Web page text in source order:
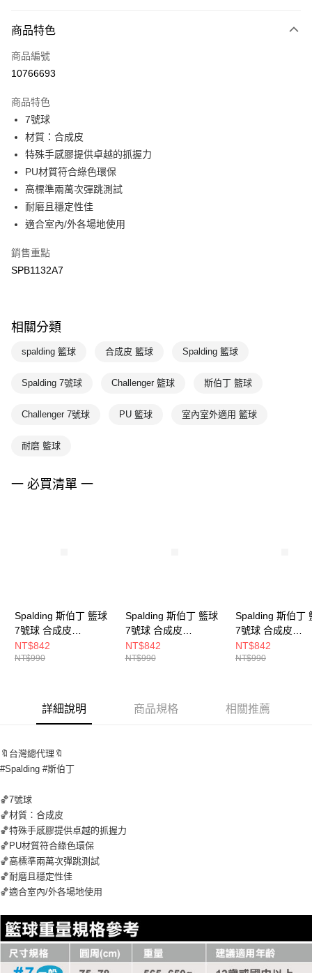
Apple Pay
悠遊付
7-11取貨(快速到店)
每筆NT$100，滿NT$1,500(含以上)免運費
宅配-本島
每筆NT$100，滿NT$1,500(含以上)免運費
商品特色
商品編號
10766693
商品特色
7號球
材質：合成皮
特殊手感膠提供卓越的抓握力
PU材質符合綠色環保
高標準兩萬次彈跳測試
耐磨且穩定性佳
適合室內/外各場地使用
銷售重點
SPB1132A7
相關分類
spalding 籃球 合成皮 籃球 Spalding 籃球
Spalding 7號球 Challenger 籃球 斯伯丁 籃球
Challenger 7號球 PU 籃球 室內室外適用 籃球
耐磨 籃球
一 必買清單 一
Spalding 斯伯丁 籃球
7號球 合成皮
Challenger系列 PU 綠
黑
NT$842
NT$990
Spalding 斯伯丁 籃球
7號球 合成皮
Swingman系列 PU 紅
NT$842
NT$990
Spalding 斯伯丁
7號球 合成皮
Swingman系列
NT$842
NT$990
詳細說明 商品規格 相關推薦
🔖台灣總代理🔖
#Spalding #斯伯丁
🏀7號球
🏀材質：合成皮
🏀特殊手感膠提供卓越的抓握力
🏀PU材質符合綠色環保
🏀高標準兩萬次彈跳測試
🏀耐磨且穩定性佳
🏀適合室內/外各場地使用